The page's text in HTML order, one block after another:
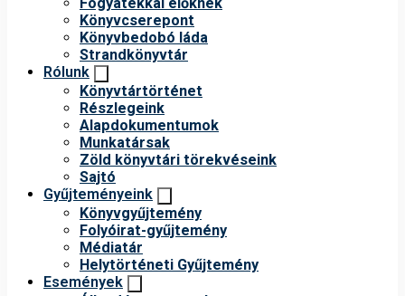
Fogyatékkal élőknek
Könyvcserepont
Könyvbedobó láda
Strandkönyvtár
Rólunk
Könyvtártörténet
Részlegeink
Alapdokumentumok
Munkatársak
Zöld könyvtári törekvéseink
Sajtó
Gyűjteményeink
Könyvgyűjtemény
Folyóirat-gyűjtemény
Médiatár
Helytörténeti Gyűjtemény
Események